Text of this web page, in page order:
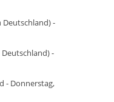
-
-
- Donnerstag,